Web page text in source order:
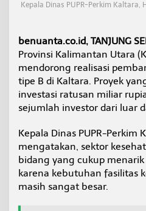
a
s
i
R
u
m
a
S
k
i
t
Kepala Dinas PUPR-Perkim
benuanta.co.id, TANJUNG
Provinsi Kalimantan Utara
mendorong realisasi
tipe B di Kaltara. Proyek
investasi ratusan miliar
sejumlah investor dari luar
Kepala Dinas PUPR-Perkim
mengatakan, sektor
bidang yang cukup
karena kebutuhan fasilitas
masih sangat besar.